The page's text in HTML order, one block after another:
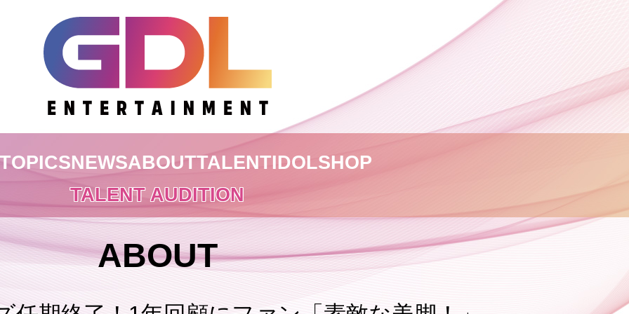
TOPICSNEWSABOUTTALENTIDOLSHOP
TALENT AUDITION
ABOUT